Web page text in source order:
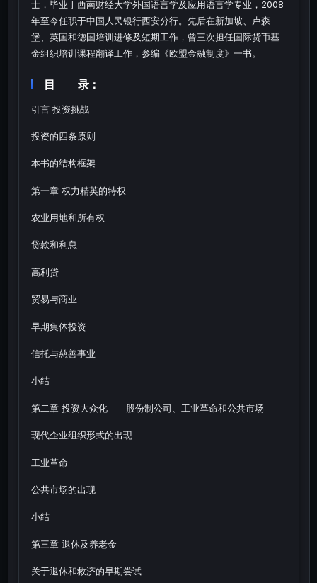
士，毕业于西南财经大学外国语言学及应用语言学专业，2008
年至今任职于中国人民银行西安分行。先后在新加坡、卢森
堡、英国和德国培训进修及短期工作，曾三次担任国际货币基
金组织培训课程翻译工作，参编《欧盟金融制度》一书。
目 录：
引言 投资挑战
投资的四条原则
本书的结构框架
第一章 权力精英的特权
农业用地和所有权
贷款和利息
高利贷
贸易与商业
早期集体投资
信托与慈善事业
小结
第二章 投资大众化——股份制公司、工业革命和公共市场
现代企业组织形式的出现
工业革命
公共市场的出现
小结
第三章 退休及养老金
关于退休和救济的早期尝试